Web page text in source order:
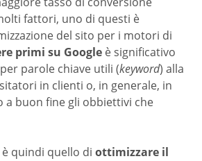
fattori, uno di questi è
del sito per i motori di
primi su Google è significativo
parole chiave utili (keyword) alla
in clienti o, in generale, in
a buon fine gli obbiettivi che
è quindi quello di ottimizzare il